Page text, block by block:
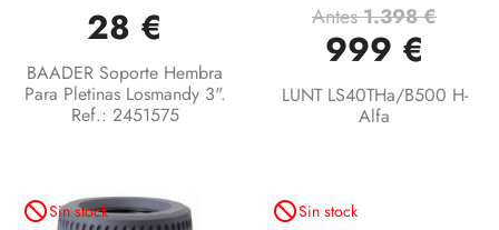
28 €
BAADER Soporte Hembra
Para Pletinas Losmandy 3".
Ref.: 2451575
Antes1.398 €
999 €
LUNT LS40THa/B500 H-
Alfa
not_interestedSin stock not_interestedSin stock